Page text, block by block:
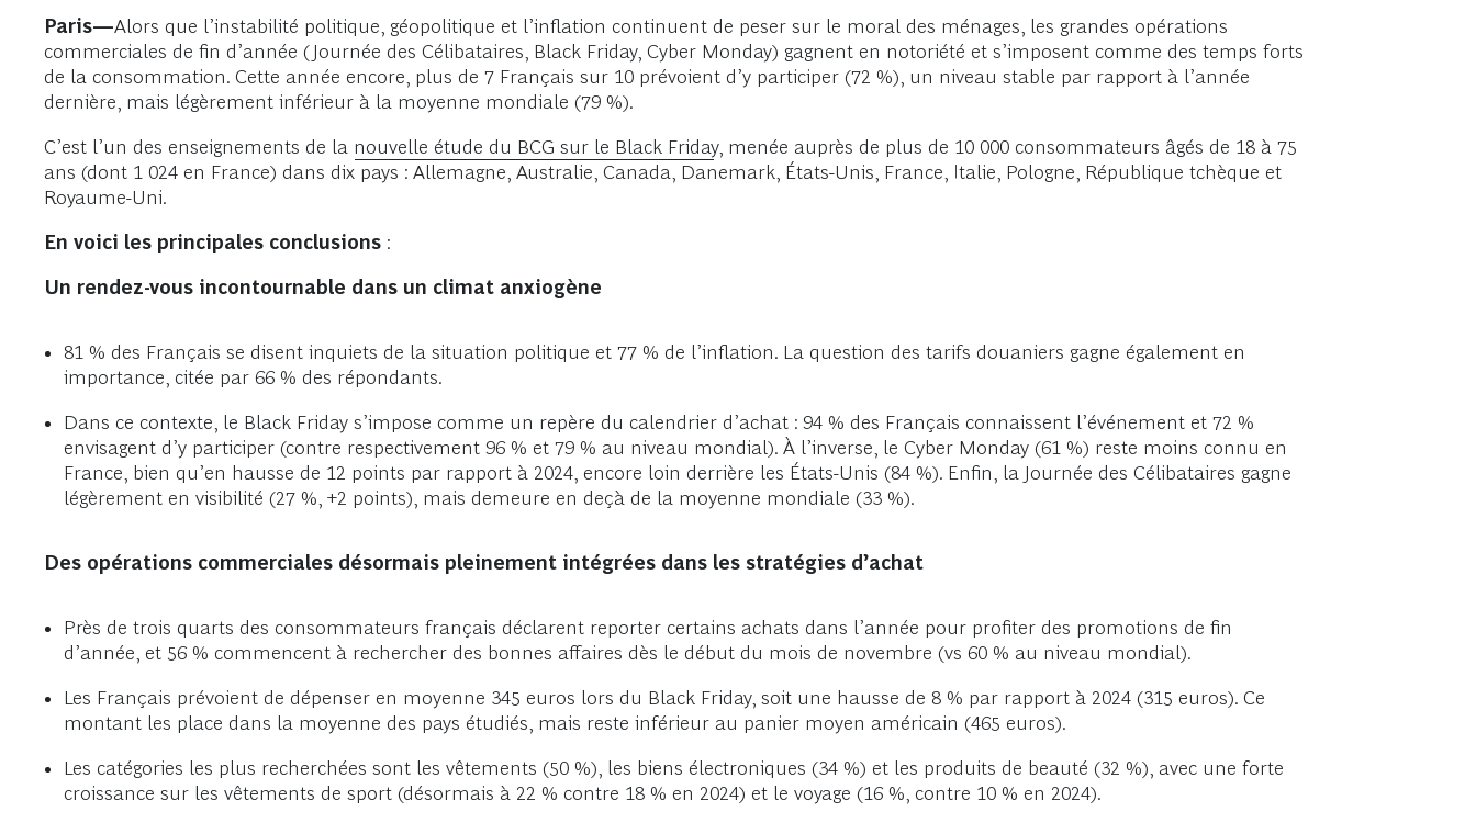
Paris—Alors que l’instabilité politique, géopolitique et l’inflation continuent de peser sur le moral des ménages, les grandes opérations
commerciales de fin d’année (Journée des Célibataires, Black Friday, Cyber Monday) gagnent en notoriété et s’imposent comme des temps forts
de la consommation. Cette année encore, plus de 7 Français sur 10 prévoient d’y participer (72 %), un niveau stable par rapport à l’année
dernière, mais légèrement inférieur à la moyenne mondiale (79 %).
C’est l’un des enseignements de la nouvelle étude du BCG sur le Black Friday, menée auprès de plus de 10 000 consommateurs âgés de 18 à 75
ans (dont 1 024 en France) dans dix pays : Allemagne, Australie, Canada, Danemark, États-Unis, France, Italie, Pologne, République tchèque et
Royaume-Uni.
En voici les principales conclusions :
Un rendez-vous incontournable dans un climat anxiogène
81 % des Français se disent inquiets de la situation politique et 77 % de l’inflation. La question des tarifs douaniers gagne également en
importance, citée par 66 % des répondants.
Dans ce contexte, le Black Friday s’impose comme un repère du calendrier d’achat : 94 % des Français connaissent l’événement et 72 %
envisagent d’y participer (contre respectivement 96 % et 79 % au niveau mondial). À l’inverse, le Cyber Monday (61 %) reste moins connu en
France, bien qu’en hausse de 12 points par rapport à 2024, encore loin derrière les États-Unis (84 %). Enfin, la Journée des Célibataires gagne
légèrement en visibilité (27 %, +2 points), mais demeure en deçà de la moyenne mondiale (33 %).
Des opérations commerciales désormais pleinement intégrées dans les stratégies d’achat
Près de trois quarts des consommateurs français déclarent reporter certains achats dans l’année pour profiter des promotions de fin
d’année, et 56 % commencent à rechercher des bonnes affaires dès le début du mois de novembre (vs 60 % au niveau mondial).
Les Français prévoient de dépenser en moyenne 345 euros lors du Black Friday, soit une hausse de 8 % par rapport à 2024 (315 euros). Ce
montant les place dans la moyenne des pays étudiés, mais reste inférieur au panier moyen américain (465 euros).
Les catégories les plus recherchées sont les vêtements (50 %), les biens électroniques (34 %) et les produits de beauté (32 %), avec une forte
croissance sur les vêtements de sport (désormais à 22 % contre 18 % en 2024) et le voyage (16 %, contre 10 % en 2024).